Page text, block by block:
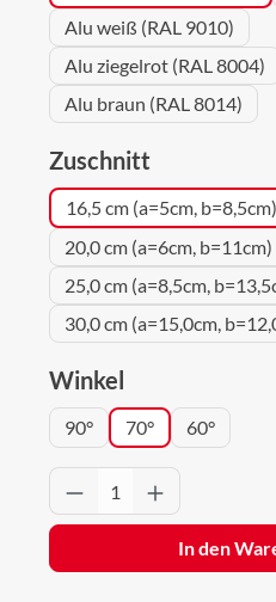
Alu weiß (RAL 9010)
Alu ziegelrot (RAL 8004)
Alu braun (RAL 8014)
Zuschnitt
16,5 cm (a=5cm, b=8,5cm)
20,0 cm (a=6cm, b=11cm)
25,0 cm (a=8,5cm,
30,0 cm (a=15,0cm,
Winkel
90° 70° 60°
Produkt Anzahl:
In den